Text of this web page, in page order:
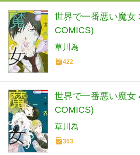
世界で一番悪い魔女
COMICS)
草川為
422
世界で一番悪い魔女
COMICS)
草川為
353